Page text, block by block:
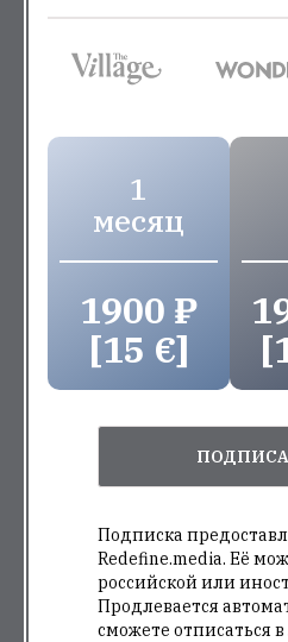
1
месяц
1900 ₽
[15 €]
Подписка
Redefine.media. Её
российской или
Продлевается
сможете отписаться